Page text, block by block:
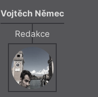
Vojtěch Němec
Redakce